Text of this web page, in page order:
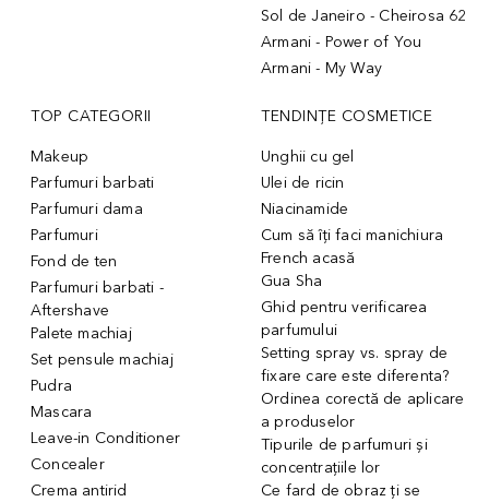
Sol de Janeiro - Cheirosa 62
Armani - Power of You
Armani - My Way
TOP CATEGORII
Makeup
Parfumuri barbati
Parfumuri dama
Parfumuri
Fond de ten
Parfumuri barbati -
Aftershave
Palete machiaj
Set pensule machiaj
Pudra
Mascara
Leave-in Conditioner
Concealer
Crema antirid
TENDINȚE COSMETICE
Unghii cu gel
Ulei de ricin
Niacinamide
Cum să îți faci manichiura
French acasă
Gua Sha
Ghid pentru verificarea
parfumului
Setting spray vs. spray de
fixare care este diferenta?
Ordinea corectă de aplicare
a produselor
Tipurile de parfumuri și
concentrațiile lor
Ce fard de obraz ți se